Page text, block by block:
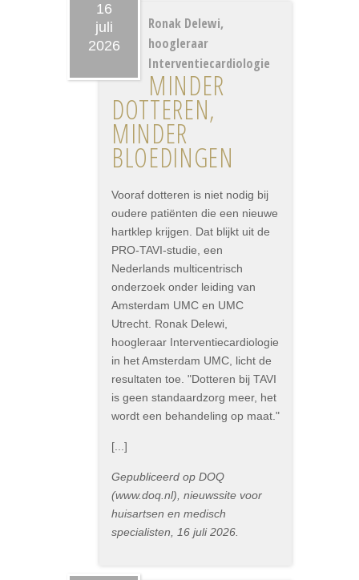
16
juli
2026
Ronak Delewi,
hoogleraar
Interventiecardiologie
MINDER
DOTTEREN,
MINDER
BLOEDINGEN
Vooraf dotteren is niet nodig bij
oudere patiënten die een nieuwe
hartklep krijgen. Dat blijkt uit de
PRO-TAVI-studie, een
Nederlands multicentrisch
onderzoek onder leiding van
Amsterdam UMC en UMC
Utrecht. Ronak Delewi,
hoogleraar Interventiecardiologie
in het Amsterdam UMC, licht de
resultaten toe. "Dotteren bij TAVI
is geen standaardzorg meer, het
wordt een behandeling op maat."
[...]
Gepubliceerd op DOQ
(www.doq.nl), nieuwssite voor
huisartsen en medisch
specialisten, 16 juli 2026.